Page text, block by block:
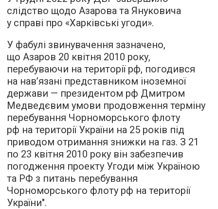
слідство щодо Азарова та Януковича
у справі про «Харківські угоди».
У фабулі звинувачення зазначено,
що Азаров 20 квітня 2010 року,
перебуваючи на території рф, погодився
на нав’язані представником іноземної
держави — президентом рф Дмитром
Медведєвим умови продовження терміну
перебування Чорноморського флоту
рф на території України на 25 років під
приводом отримання знижки на газ. З 21
по 23 квітня 2010 року він забезпечив
погодження проекту Угоди між Україною
та РФ з питань перебування
Чорноморського флоту рф на території
України".